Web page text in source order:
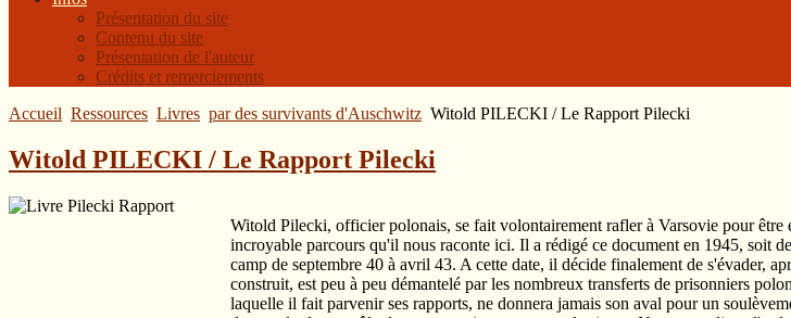
Présentation du site
Contenu du site
Présentation de l'auteur
Crédits et remerciements
Accueil Ressources Livres par des survivants d'Auschwitz Witold PILECKI / Le Rapport Pilecki
Witold PILECKI / Le Rapport Pilecki
Witold Pilecki, officier polonais, se fait volontairement rafler à Varsovie pour
incroyable parcours qu'il nous raconte ici. Il a rédigé ce document en 1945, soit
camp de septembre 40 à avril 43. A cette date, il décide finalement de s'évader,
construit, est peu à peu démantelé par les nombreux transferts de prisonniers
laquelle il fait parvenir ses rapports, ne donnera jamais son aval pour un